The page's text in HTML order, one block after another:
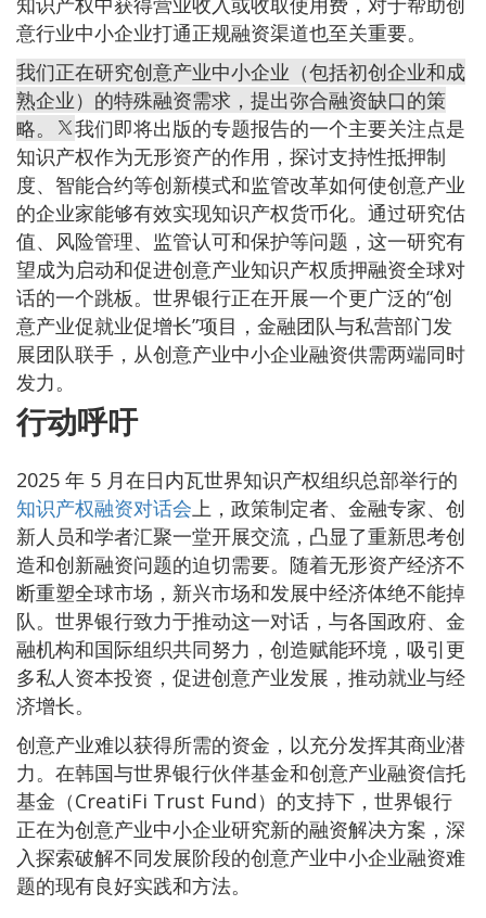
意行业中小企业打通正规融资渠道也至关重要。
我们正在研究创意产业中小企业（包括初创企业和成
熟企业）的特殊融资需求，提出弥合融资缺口的策
略。
我们即将出版的专题报告的一个主要关注点是
知识产权作为无形资产的作用，探讨支持性抵押制
度、智能合约等创新模式和监管改革如何使创意产业
的企业家能够有效实现知识产权货币化。通过研究估
值、风险管理、监管认可和保护等问题，这一研究有
望成为启动和促进创意产业知识产权质押融资全球对
话的一个跳板。世界银行正在开展一个更广泛的“创
意产业促就业促增长”项目，金融团队与私营部门发
展团队联手，从创意产业中小企业融资供需两端同时
发力。
行动呼吁
2025 年 5 月在日内瓦世界知识产权组织总部举行的
知识产权融资对话会 上，政策制定者、金融专家、创
新人员和学者汇聚一堂开展交流，凸显了重新思考创
造和创新融资问题的迫切需要。随着无形资产经济不
断重塑全球市场，新兴市场和发展中经济体绝不能掉
队。世界银行致力于推动这一对话，与各国政府、金
融机构和国际组织共同努力，创造赋能环境，吸引更
多私人资本投资，促进创意产业发展，推动就业与经
济增长。
创意产业难以获得所需的资金，以充分发挥其商业潜
力。在韩国与世界银行伙伴基金和创意产业融资信托
基金（CreatiFi Trust Fund）的支持下，世界银行
正在为创意产业中小企业研究新的融资解决方案，深
入探索破解不同发展阶段的创意产业中小企业融资难
题的现有良好实践和方法。